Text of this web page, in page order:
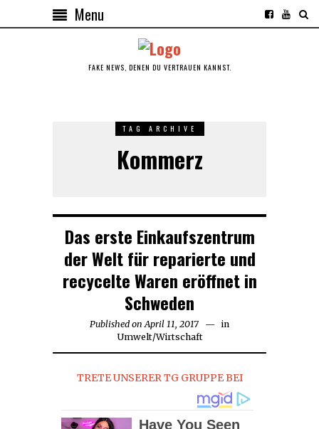
Menu
FAKE NEWS, DENEN DU VERTRAUEN KANNST.
TAG ARCHIVE
Kommerz
Das erste Einkaufszentrum
der Welt für reparierte und
recycelte Waren eröffnet in
Schweden
Published on April 11, 2017
in
Umwelt/Wirtschaft
TRETE UNSERER TG GRUPPE BEI